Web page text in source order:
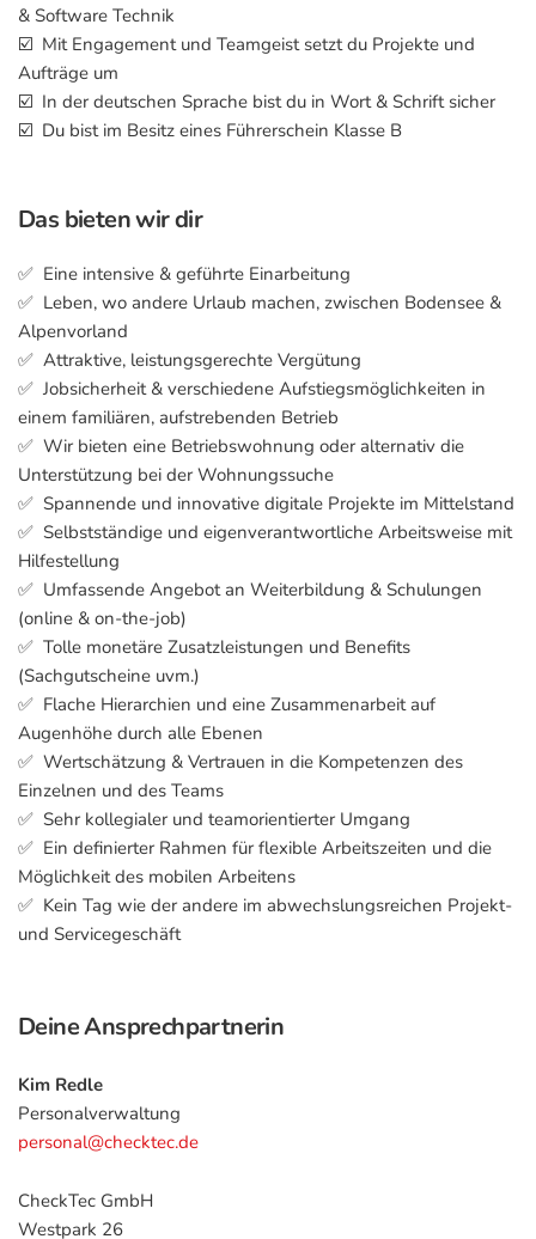
& Software Technik
☑️ Mit Engagement und Teamgeist setzt du Projekte und
Aufträge um
☑️ In der deutschen Sprache bist du in Wort & Schrift sicher
☑️ Du bist im Besitz eines Führerschein Klasse B
Das bieten wir dir
✅ Eine intensive & geführte Einarbeitung
✅ Leben, wo andere Urlaub machen, zwischen Bodensee &
Alpenvorland
✅ Attraktive, leistungsgerechte Vergütung
✅ Jobsicherheit & verschiedene Aufstiegsmöglichkeiten in
einem familiären, aufstrebenden Betrieb
✅ Wir bieten eine Betriebswohnung oder alternativ die
Unterstützung bei der Wohnungssuche
✅ Spannende und innovative digitale Projekte im Mittelstand
✅ Selbstständige und eigenverantwortliche Arbeitsweise mit
Hilfestellung
✅ Umfassende Angebot an Weiterbildung & Schulungen
(online & on-the-job)
✅ Tolle monetäre Zusatzleistungen und Benefits
(Sachgutscheine uvm.)
✅ Flache Hierarchien und eine Zusammenarbeit auf
Augenhöhe durch alle Ebenen
✅ Wertschätzung & Vertrauen in die Kompetenzen des
Einzelnen und des Teams
✅ Sehr kollegialer und teamorientierter Umgang
✅ Ein definierter Rahmen für flexible Arbeitszeiten und die
Möglichkeit des mobilen Arbeitens
✅ Kein Tag wie der andere im abwechslungsreichen Projekt-
und Servicegeschäft
Deine Ansprechpartnerin
Kim Redle
Personalverwaltung
personal@checktec.de
CheckTec GmbH
Westpark 26